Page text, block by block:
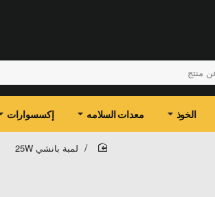
الخوذ معدات السلامه إكسسوارات
لمبة بانشي 25W